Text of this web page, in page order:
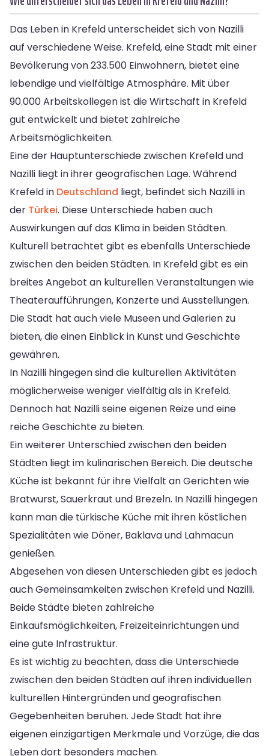
Das Leben in Krefeld unterscheidet sich von Nazilli
auf verschiedene Weise. Krefeld, eine Stadt mit einer
Bevölkerung von 233.500 Einwohnern, bietet eine
lebendige und vielfältige Atmosphäre. Mit über
90.000 Arbeitskollegen ist die Wirtschaft in Krefeld
gut entwickelt und bietet zahlreiche
Arbeitsmöglichkeiten.
Eine der Hauptunterschiede zwischen Krefeld und
Nazilli liegt in ihrer geografischen Lage. Während
Krefeld in Deutschland liegt, befindet sich Nazilli in
der Türkei. Diese Unterschiede haben auch
Auswirkungen auf das Klima in beiden Städten.
Kulturell betrachtet gibt es ebenfalls Unterschiede
zwischen den beiden Städten. In Krefeld gibt es ein
breites Angebot an kulturellen Veranstaltungen wie
Theateraufführungen, Konzerte und Ausstellungen.
Die Stadt hat auch viele Museen und Galerien zu
bieten, die einen Einblick in Kunst und Geschichte
gewähren.
In Nazilli hingegen sind die kulturellen Aktivitäten
möglicherweise weniger vielfältig als in Krefeld.
Dennoch hat Nazilli seine eigenen Reize und eine
reiche Geschichte zu bieten.
Ein weiterer Unterschied zwischen den beiden
Städten liegt im kulinarischen Bereich. Die deutsche
Küche ist bekannt für ihre Vielfalt an Gerichten wie
Bratwurst, Sauerkraut und Brezeln. In Nazilli hingegen
kann man die türkische Küche mit ihren köstlichen
Spezialitäten wie Döner, Baklava und Lahmacun
genießen.
Abgesehen von diesen Unterschieden gibt es jedoch
auch Gemeinsamkeiten zwischen Krefeld und Nazilli.
Beide Städte bieten zahlreiche
Einkaufsmöglichkeiten, Freizeiteinrichtungen und
eine gute Infrastruktur.
Es ist wichtig zu beachten, dass die Unterschiede
zwischen den beiden Städten auf ihren individuellen
kulturellen Hintergründen und geografischen
Gegebenheiten beruhen. Jede Stadt hat ihre
eigenen einzigartigen Merkmale und Vorzüge, die das
Leben dort besonders machen.